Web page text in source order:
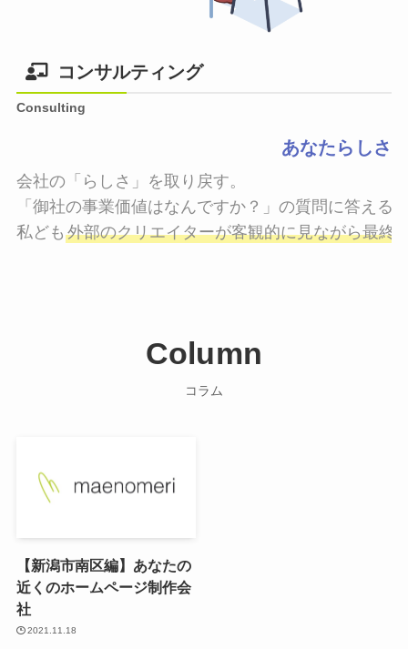
コンサルティング
Consulting
あなたらしさ
会社の「らしさ」を取り戻す。
「御社の事業価値はなんですか？」の質問に答える
私ども 外部のクリエイターが客観的に見ながら最終
Column
コラム
【新潟市南区編】あなたの
近くのホームページ制作会
社
2021.11.18